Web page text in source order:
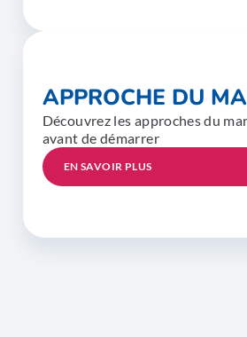
APPROCHE DU
Découvrez les approches du
avant de démarrer
EN SAVOIR PLUS